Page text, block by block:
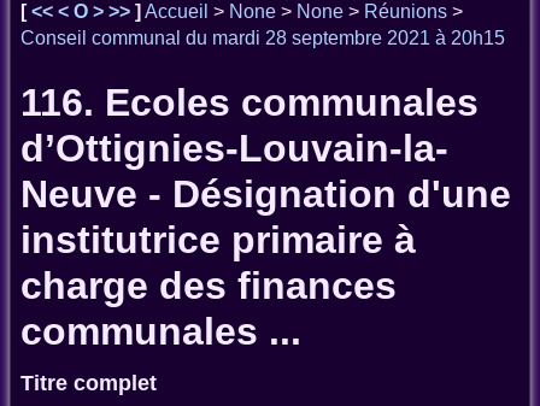
[<< < O > >> ] Accueil > None > None > Réunions >
Conseil communal du mardi 28 septembre 2021 à 20h15
116. Ecoles communales
d’Ottignies-Louvain-la-
Neuve - Désignation d'une
institutrice primaire à
charge des finances
communales ...
Titre complet